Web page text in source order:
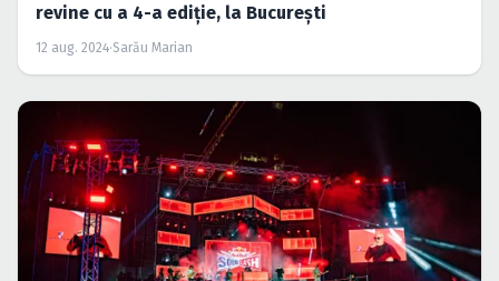
revine cu a 4-a ediție, la București
12 aug. 2024·Sarău Marian